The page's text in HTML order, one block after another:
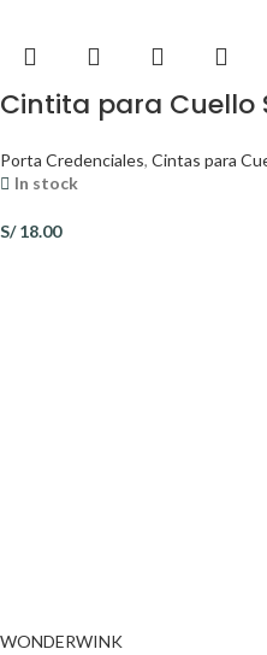
Cintita para Cuello
Porta Credenciales, Cintas para
In stock
S/18.00
WONDERWINK